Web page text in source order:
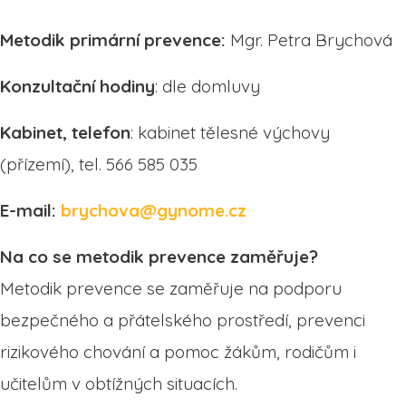
Metodik primární prevence: Mgr. Petra Brychová
Konzultační hodiny: dle domluvy
Kabinet, telefon: kabinet tělesné výchovy
(přízemí), tel. 566 585 035
E-mail: brychova@gynome.cz
Na co se metodik prevence zaměřuje?
Metodik prevence se zaměřuje na podporu
bezpečného a přátelského prostředí, prevenci
rizikového chování a pomoc žákům, rodičům i
učitelům v obtížných situacích.